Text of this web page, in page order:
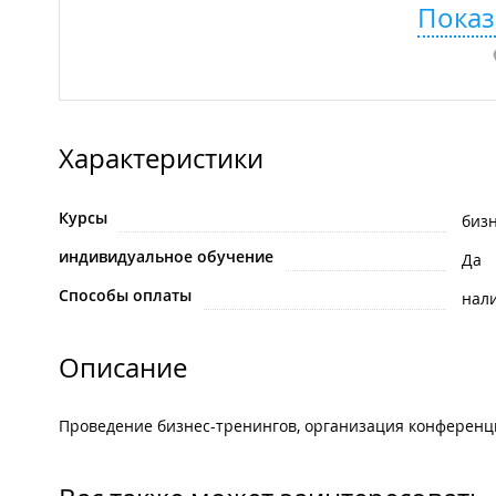
Характеристики
Курсы
индивидуальное обучение
Да
Способы оплаты
Описание
Проведение бизнес-тренингов, организация